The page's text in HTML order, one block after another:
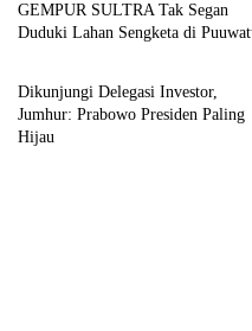
GEMPUR SULTRA Tak Segan
Duduki Lahan Sengketa di
Nasional
Dikunjungi Delegasi Investor,
Jumhur: Prabowo Presiden Paling
Hijau